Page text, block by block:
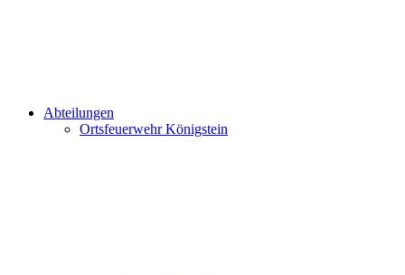
Abteilungen
Ortsfeuerwehr Königstein